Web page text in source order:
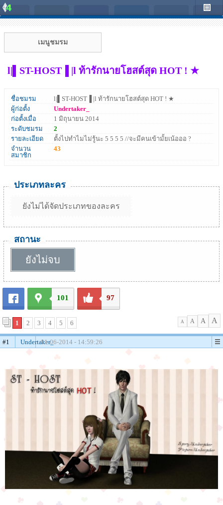
เมนูชมรม
l|▌ST-HOST▐ |l ท้ารักนายโฮสต์สุด HOT ! ★
ชื่อชมรม
l|▌ST-HOST▐ |l ท้ารักนายโฮสต์สุด HOT ! ★
ผู้ก่อตั้ง
Undertaker_
ก่อตั้งเมื่อ
1 มิถุนายน 2014
ระดับชมรม
2
รายละเอียด
ตั้งไปทำไมไม่รู้นะ 5 5 5 5 //จะมีคนเข้ามั้ยเน้อออ ?
จำนวน
สมาชิก
43
ประเภทละคร
ยังไม่ได้จัดประเภทของละคร
สถานะ
ยังไม่จบ
101 97
1 2 3 4 5 6 A A A A
#1 Undertaker_01-06-2014 - 14:59:26